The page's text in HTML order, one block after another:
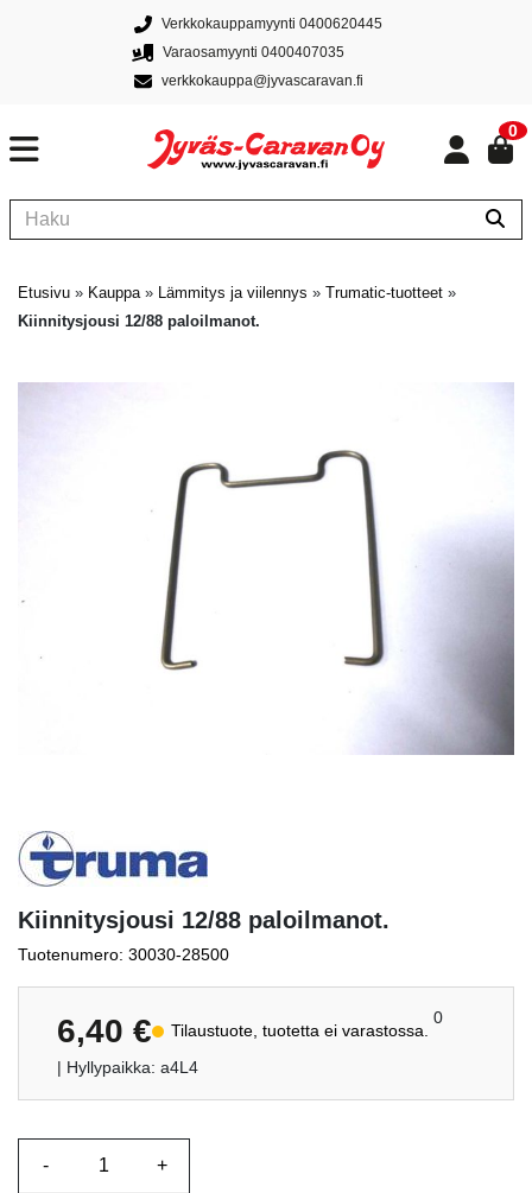
Verkkokauppamyynti 0400620445
Varaosamyynti 0400407035
verkkokauppa@jyvascaravan.fi
0
Etusivu » Kauppa» Lämmitys ja viilennys » Trumatic-tuotteet »
Kiinnitysjousi 12/88 paloilmanot.
Kiinnitysjousi 12/88 paloilmanot.
Tuotenumero: 30030-28500
6,40 € Tilaustuote, tuotetta ei varastossa.
0
| Hyllypaikka: a4L4